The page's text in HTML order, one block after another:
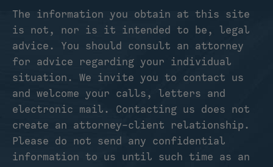
The information you obtain at this site
is not, nor is it intended to be, legal
advice. You should consult an attorney
for advice regarding your individual
situation. We invite you to contact us
and welcome your calls, letters and
electronic mail. Contacting us does not
create an attorney-client relationship.
Please do not send any confidential
information to us until such time as an